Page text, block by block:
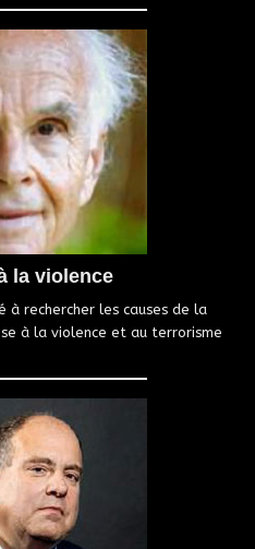
la violence
à rechercher les causes de la
à la violence et au terrorisme